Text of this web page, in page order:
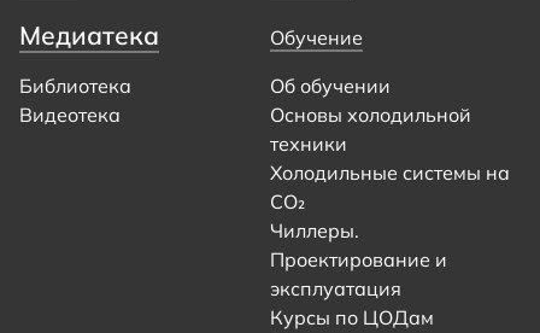
Медиатека
Библиотека
Видеотека
Обучение
Об обучении
Основы холодильной
техники
Холодильные системы на
CO₂
Чиллеры.
Проектирование и
эксплуатация
Курсы по ЦОДам